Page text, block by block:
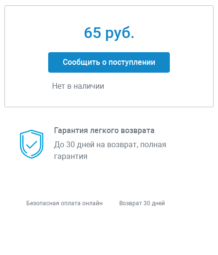
65 руб.
Сообщить о поступлении
Нет в наличии
Гарантия легкого возврата
До 30 дней на возврат, полная
гарантия
Безопасная оплата онлайн Возврат 30 дней